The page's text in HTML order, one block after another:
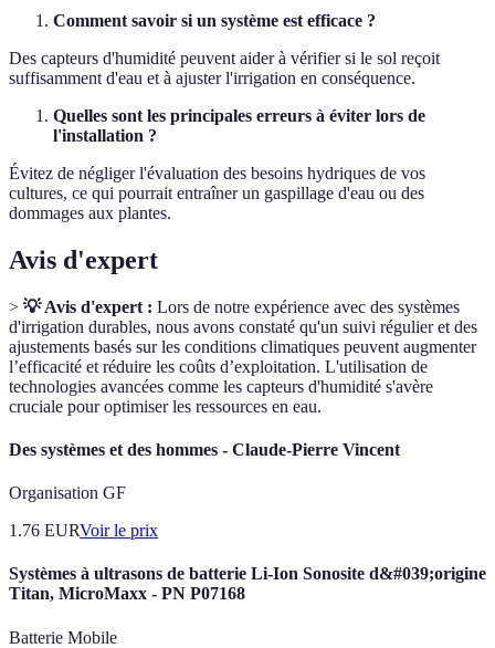
Comment savoir si un système est efficace ?
Des capteurs d'humidité peuvent aider à vérifier si le sol reçoit
suffisamment d'eau et à ajuster l'irrigation en conséquence.
Quelles sont les principales erreurs à éviter lors de
l'installation ?
Évitez de négliger l'évaluation des besoins hydriques de vos
cultures, ce qui pourrait entraîner un gaspillage d'eau ou des
dommages aux plantes.
Avis d'expert
> 💡 Avis d'expert : Lors de notre expérience avec des systèmes
d'irrigation durables, nous avons constaté qu'un suivi régulier et des
ajustements basés sur les conditions climatiques peuvent augmenter
l’efficacité et réduire les coûts d’exploitation. L'utilisation de
technologies avancées comme les capteurs d'humidité s'avère
cruciale pour optimiser les ressources en eau.
Des systèmes et des hommes - Claude-Pierre Vincent
Organisation GF
1.76 EURVoir le prix
Systèmes à ultrasons de batterie Li-Ion Sonosite d&#039;origine
Titan, MicroMaxx - PN P07168
Batterie Mobile